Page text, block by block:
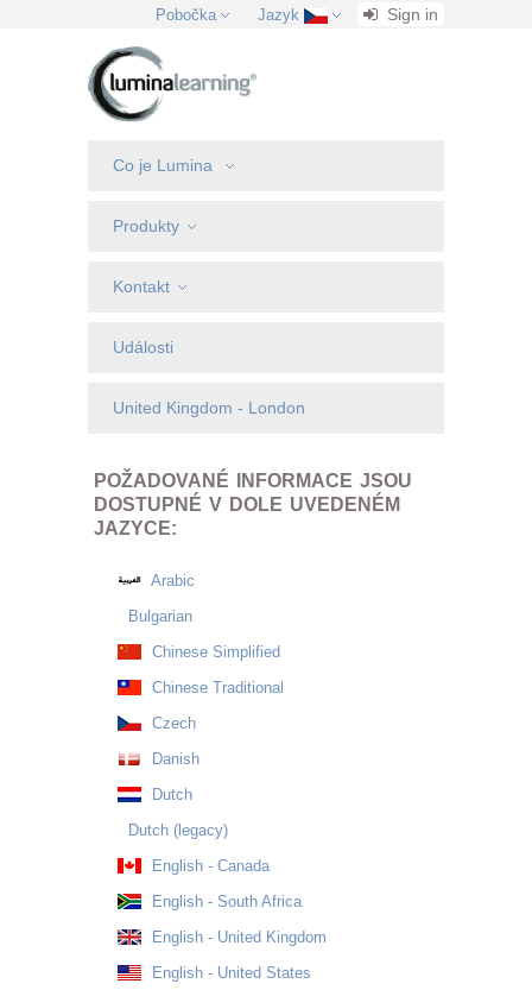
Pobočka Jazyk Sign in
Co je Lumina
Produkty
Kontakt
Události
United Kingdom - London
POŽADOVANÉ INFORMACE JSOU
DOSTUPNÉ V DOLE UVEDENÉM
JAZYCE:
Arabic
Bulgarian
Chinese Simplified
Chinese Traditional
Czech
Danish
Dutch
Dutch (legacy)
English - Canada
English - South Africa
English - United Kingdom
English - United States